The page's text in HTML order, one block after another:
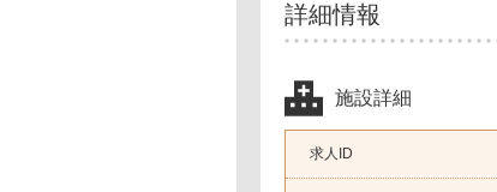
詳細情報
施設詳細
求人ID